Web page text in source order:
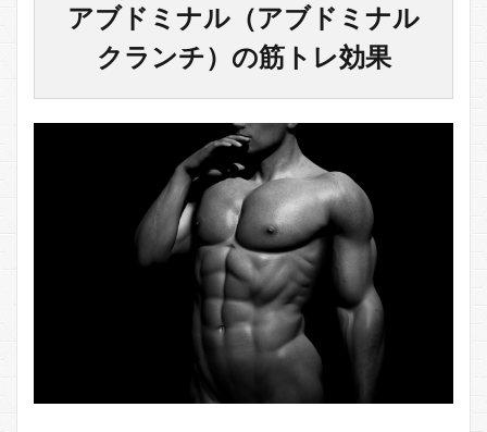
アブドミナル（アブドミナル
クランチ）の筋トレ効果